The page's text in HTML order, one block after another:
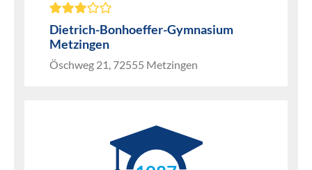
Dietrich-Bonhoeffer-Gymnasium
Metzingen
Öschweg 21, 72555 Metzingen